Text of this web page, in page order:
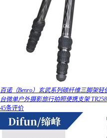
百诺（Benro）玄武系列碳纤维三脚架
台微单户外摄影旅行拍照便携支架
45条评价